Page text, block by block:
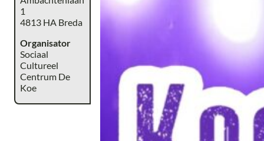
1
4813 HA Breda
Organisator
Sociaal
Cultureel
Centrum De
Koe